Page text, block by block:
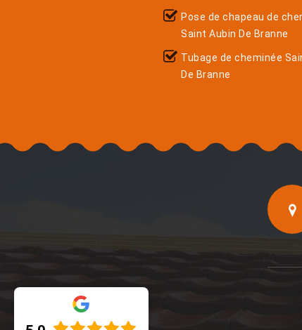
Pose de chapeau de
Saint Aubin De Branne
Tubage de cheminée
De Branne